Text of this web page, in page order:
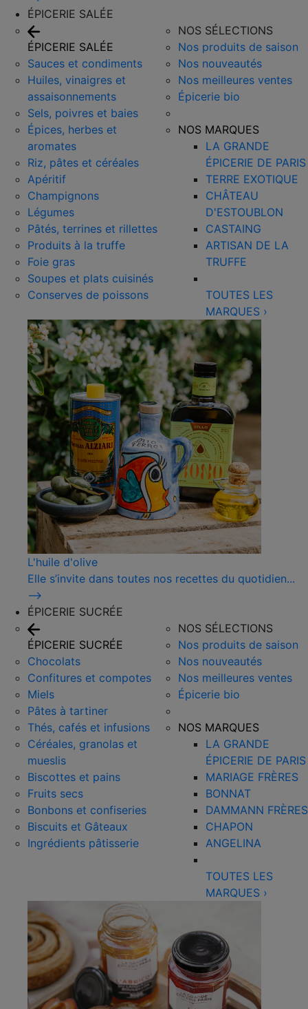
ÉPICERIE SALÉE
ÉPICERIE SALÉE
Sauces et condiments
Huiles, vinaigres et
assaisonnements
Sels, poivres et baies
Épices, herbes et
aromates
Riz, pâtes et céréales
Apéritif
Champignons
Légumes
Pâtés, terrines et rillettes
Produits à la truffe
Foie gras
Soupes et plats cuisinés
Conserves de poissons
NOS SÉLECTIONS
Nos produits de saison
Nos nouveautés
Nos meilleures ventes
Épicerie bio
NOS MARQUES
LA GRANDE
ÉPICERIE DE PARIS
TERRE EXOTIQUE
CHÂTEAU
D'ESTOUBLON
CASTAING
ARTISAN DE LA
TRUFFE
TOUTES LES
MARQUES ›
L'huile d'olive
Elle s’invite dans toutes nos recettes du quotidien...
⟶
ÉPICERIE SUCRÉE
ÉPICERIE SUCRÉE
Chocolats
Confitures et compotes
Miels
Pâtes à tartiner
Thés, cafés et infusions
Céréales, granolas et
mueslis
Biscottes et pains
Fruits secs
Bonbons et confiseries
Biscuits et Gâteaux
Ingrédients pâtisserie
NOS SÉLECTIONS
Nos produits de saison
Nos nouveautés
Nos meilleures ventes
Épicerie bio
NOS MARQUES
LA GRANDE
ÉPICERIE DE PARIS
MARIAGE FRÈRES
BONNAT
DAMMANN FRÈRES
CHAPON
ANGELINA
TOUTES LES
MARQUES ›